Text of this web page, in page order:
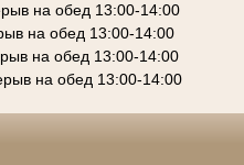
на обед 13:00-14:00
на обед 13:00-14:00
на обед 13:00-14:00
на обед 13:00-14:00